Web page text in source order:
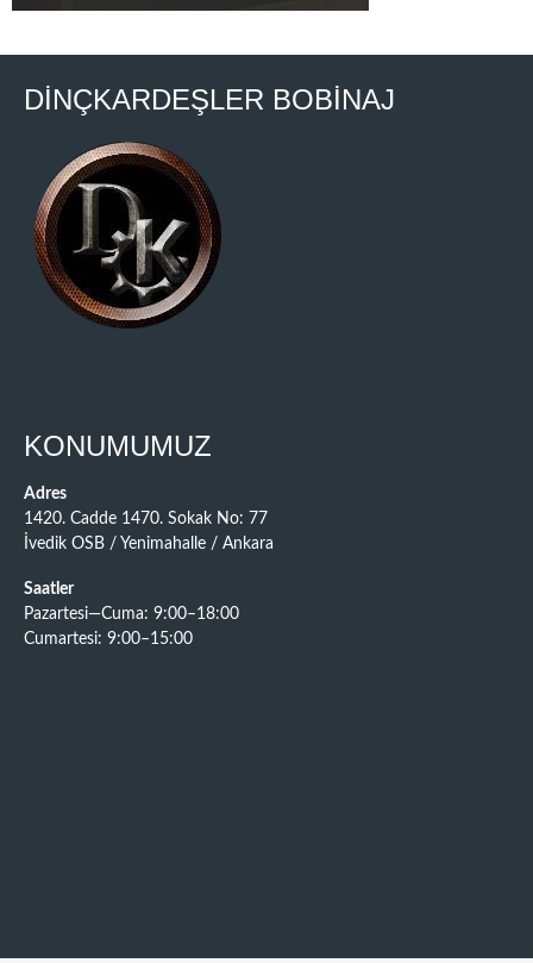
DİNÇKARDEŞLER BOBİNAJ
KONUMUMUZ
Adres
1420. Cadde 1470. Sokak No: 77
İvedik OSB / Yenimahalle / Ankara
Saatler
Pazartesi—Cuma: 9:00–18:00
Cumartesi: 9:00–15:00